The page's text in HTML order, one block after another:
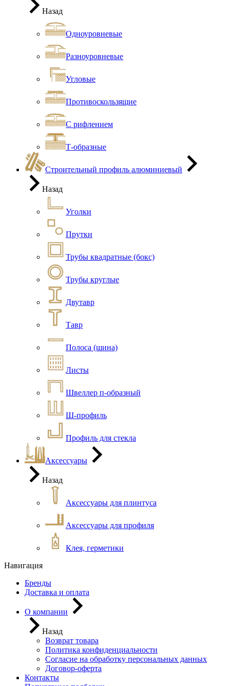
Назад
Одноуровневые
Разноуровневые
Угловые
Противоскользящие
С рифлением
Т-образные
Строительный профиль алюминиевый
Назад
Уголки
Прутки
Трубы квадратные (бокс)
Трубы круглые
Двутавр
Тавр
Полоса (шина)
Листы
Швеллер п-образный
Ш-профиль
Профиль для стекла
Аксессуары
Назад
Аксессуары для плинтуса
Аксессуары для профиля
Клея, герметики
Навигация
Бренды
Доставка и оплата
О компании
Назад
Возврат товара
Политика конфиденциальности
Согласие на обработку персональных данных
Договор-оферта
Контакты